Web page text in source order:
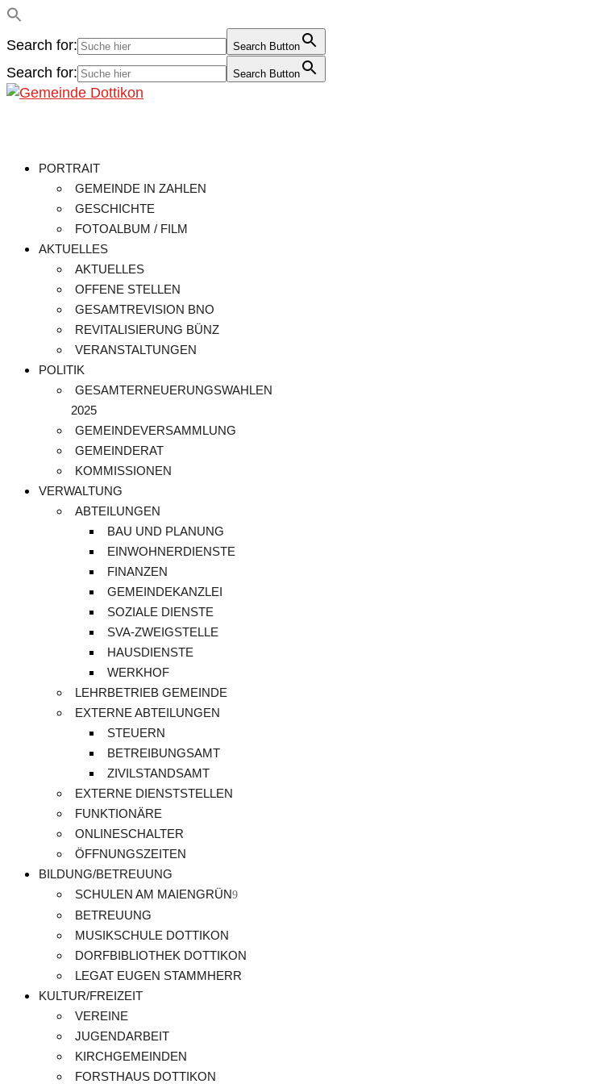
Search for: Search Button
Search for: Search Button
PORTRAIT
GEMEINDE IN ZAHLEN
GESCHICHTE
FOTOALBUM / FILM
AKTUELLES
AKTUELLES
OFFENE STELLEN
GESAMTREVISION BNO
REVITALISIERUNG BÜNZ
VERANSTALTUNGEN
POLITIK
GESAMTERNEUERUNGSWAHLEN
2025
GEMEINDEVERSAMMLUNG
GEMEINDERAT
KOMMISSIONEN
VERWALTUNG
ABTEILUNGEN
BAU UND PLANUNG
EINWOHNERDIENSTE
FINANZEN
GEMEINDEKANZLEI
SOZIALE DIENSTE
SVA-ZWEIGSTELLE
HAUSDIENSTE
WERKHOF
LEHRBETRIEB GEMEINDE
EXTERNE ABTEILUNGEN
STEUERN
BETREIBUNGSAMT
ZIVILSTANDSAMT
EXTERNE DIENSTSTELLEN
FUNKTIONÄRE
ONLINESCHALTER
ÖFFNUNGSZEITEN
BILDUNG/BETREUUNG
SCHULEN AM MAIENGRÜN
BETREUUNG
MUSIKSCHULE DOTTIKON
DORFBIBLIOTHEK DOTTIKON
LEGAT EUGEN STAMMHERR
KULTUR/FREIZEIT
VEREINE
JUGENDARBEIT
KIRCHGEMEINDEN
FORSTHAUS DOTTIKON